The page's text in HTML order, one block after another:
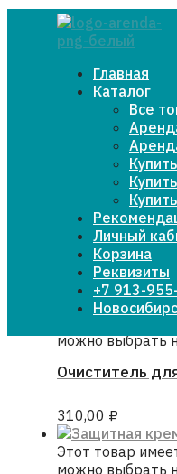
Главная
Каталог
Все
Личный
Корзина
Реквизиты
+7 913-
Средства по
Косметические,
за кожей для
требуют смывания
ВЫБРАТЬ
несколько
странице
Лосьон
450,00₽
Этот товар
можно выбрать
Очиститель
310,00 ₽
Этот товар
можно выбрать